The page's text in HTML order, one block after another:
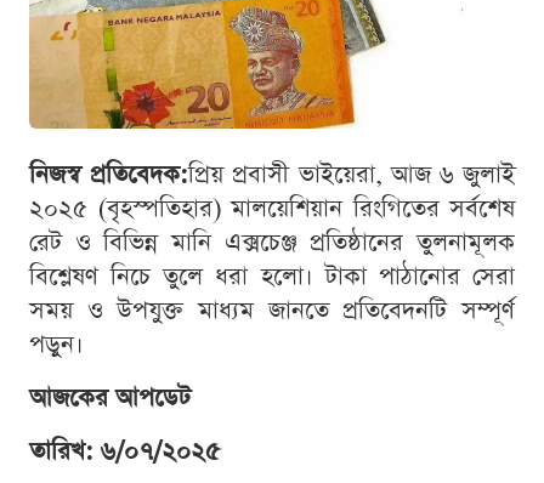
নিজস্ব প্রতিবেদক:প্রিয় প্রবাসী ভাইয়েরা, আজ ৬ জুলাই
২০২৫ (বৃহস্পতিহার) মালয়েশিয়ান রিংগিতের সর্বশেষ
রেট ও বিভিন্ন মানি এক্সচেঞ্জ প্রতিষ্ঠানের তুলনামূলক
বিশ্লেষণ নিচে তুলে ধরা হলো। টাকা পাঠানোর সেরা
সময় ও উপযুক্ত মাধ্যম জানতে প্রতিবেদনটি সম্পূর্ণ
পড়ুন।
আজকের আপডেট
তারিখ: ৬/০৭/২০২৫